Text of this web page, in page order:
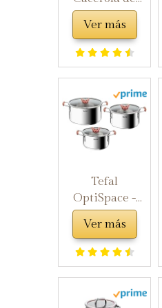
hierro fundido
redonda,
Cocotte Clara -
verde, ronda,
24cm, 4l
Ver más
Tefal
OptiSpace -
Juego de 3
Cacerolas + 3
tapas: Cacerolas
de 18, 20 y 24
cm de acero
inoxidable, 3
Ver más